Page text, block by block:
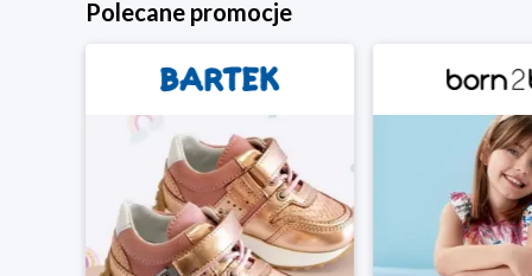
Polecane promocje